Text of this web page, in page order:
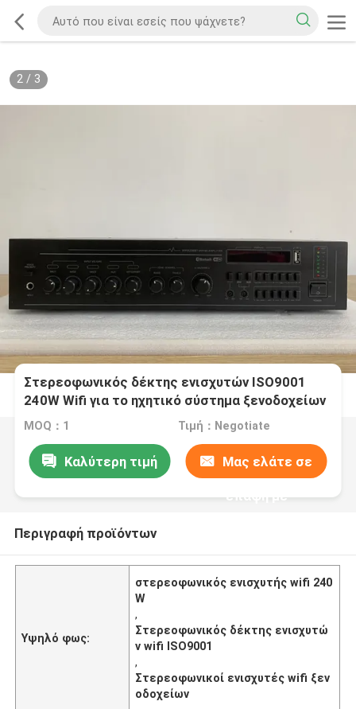
2/ 3
Στερεοφωνικός δέκτης ενισχυτών ISO9001
240W Wifi για το ηχητικό σύστημα ξενοδοχείων
MOQ：1 Τιμή：Negotiate
Καλύτερη τιμή Μας ελάτε σε
επαφή με
Περιγραφή προϊόντων
Υψηλό φως:
στερεοφωνικός ενισχυτής wifi 240
W
,
Στερεοφωνικός δέκτης ενισχυτώ
ν wifi ISO9001
,
Στερεοφωνικοί ενισχυτές wifi ξεν
οδοχείων